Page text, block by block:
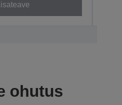
Lisateave
ohutus